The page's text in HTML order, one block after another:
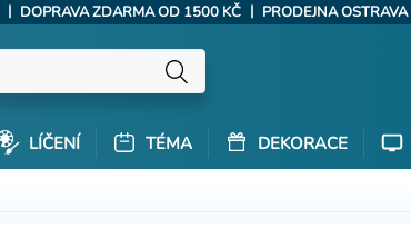
| DOPRAVA ZDARMA OD 1500 KČ | PRODEJNA OSTRAVA
LÍČENÍ TÉMA DEKORACE